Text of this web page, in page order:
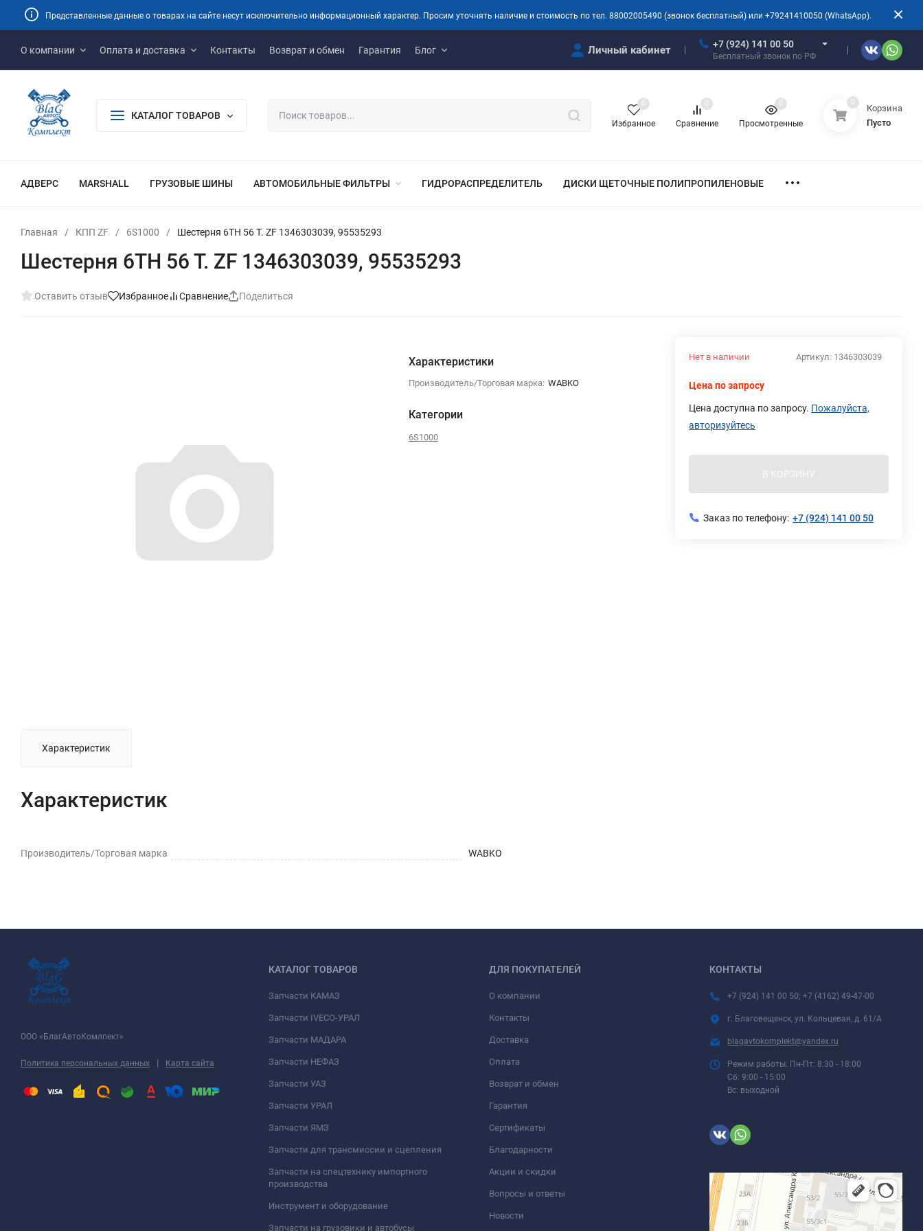
Представленные данные о товарах на сайте несут исключительно информационный характер. Просим уточнять наличие и стоимость по тел. 88002005490 (звонок бесплатный) или +79241410050 (WhatsApp).
О компании Оплата и доставка Контакты Возврат и обмен Гарантия Блог Личный кабинет +7 (924) 141 00 50
Бесплатный звонок по РФ
КАТАЛОГ ТОВАРОВ
Избранное
0
Сравнение
0
Просмотренные
0 0
Корзина
Пусто
АДВЕРС MARSHALL ГРУЗОВЫЕ ШИНЫ АВТОМОБИЛЬНЫЕ ФИЛЬТРЫ ГИДРОРАСПРЕДЕЛИТЕЛЬ ДИСКИ ЩЕТОЧНЫЕ ПОЛИПРОПИЛЕНОВЫЕ
Главная / КПП ZF / 6S1000 / Шестерня 6TH 56 T. ZF 1346303039, 95535293
Шестерня 6TH 56 T. ZF 1346303039, 95535293
Оставить отзыв Избранное Сравнение Поделиться
Характеристики
Производитель/Торговая марка: WABKO
Категории
6S1000
Артикул: 1346303039
Нет в наличии
Цена по запросу
Цена доступна по запросу. Пожалуйста,
авторизуйтесь
В КОРЗИНУ
Заказ по телефону: +7 (924) 141 00 50
Характеристик
Характеристик
Производитель/Торговая марка WABKO
ООО «БлагАвтоКомлпект»
Политика персональных данных | Карта сайта
КАТАЛОГ ТОВАРОВ
Запчасти КАМАЗ
Запчасти IVECO-УРАЛ
Запчасти МАДАРА
Запчасти НЕФАЗ
Запчасти УАЗ
Запчасти УРАЛ
Запчасти ЯМЗ
Запчасти для трансмиссии и сцепления
Запчасти на спецтехнику импортного
производства
Инструмент и оборудование
Запчасти на грузовики и автобусы
ДЛЯ ПОКУПАТЕЛЕЙ
О компании
Контакты
Доставка
Оплата
Возврат и обмен
Гарантия
Сертификаты
Благодарности
Акции и скидки
Вопросы и ответы
Новости
КОНТАКТЫ
+7 (924) 141 00 50; +7 (4162) 49-47-00
г. Благовещенск, ул. Кольцевая, д. 61/А
blagavtokomplekt@yandex.ru
Режим работы: Пн-Пт: 8:30 - 18:00
Сб: 9:00 - 15:00
Вс: выходной